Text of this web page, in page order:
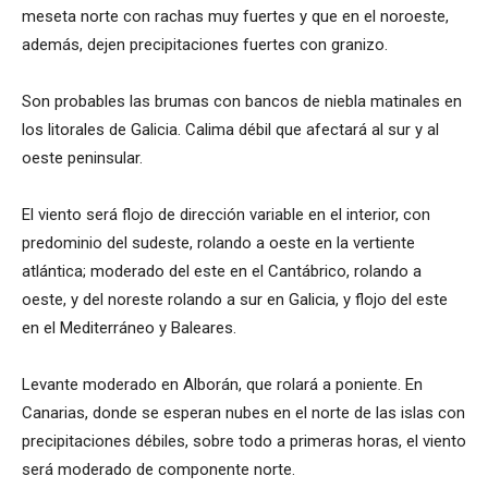
meseta norte con rachas muy fuertes y que en el noroeste,
además, dejen precipitaciones fuertes con granizo.
Son probables las brumas con bancos de niebla matinales en
los litorales de Galicia. Calima débil que afectará al sur y al
oeste peninsular.
El viento será flojo de dirección variable en el interior, con
predominio del sudeste, rolando a oeste en la vertiente
atlántica; moderado del este en el Cantábrico, rolando a
oeste, y del noreste rolando a sur en Galicia, y flojo del este
en el Mediterráneo y Baleares.
Levante moderado en Alborán, que rolará a poniente. En
Canarias, donde se esperan nubes en el norte de las islas con
precipitaciones débiles, sobre todo a primeras horas, el viento
será moderado de componente norte.